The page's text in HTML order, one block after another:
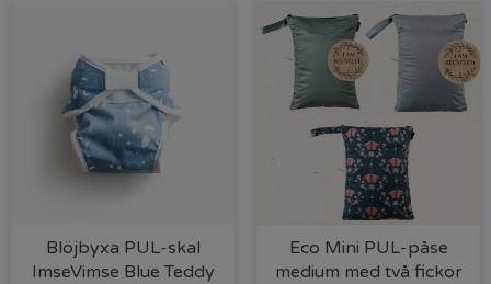
Blöjbyxa PUL-skal
ImseVimse Blue Teddy
Eco Mini PUL-påse
medium med två fickor